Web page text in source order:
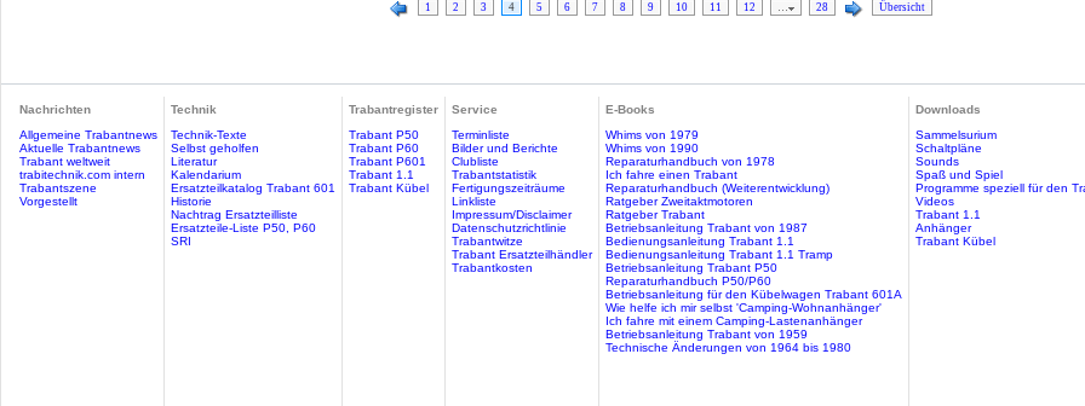
1 2 3 4 5 6 7 8 9 10 11 12 … 28 Übersicht
Nachrichten
Allgemeine Trabantnews
Aktuelle Trabantnews
Trabant weltweit
trabitechnik.com intern
Trabantszene
Vorgestellt
Technik
Technik-Texte
Selbst geholfen
Literatur
Kalendarium
Ersatzteilkatalog Trabant 601
Historie
Nachtrag Ersatzteilliste
Ersatzteile-Liste P50, P60
SRI
Trabantregister
Trabant P50
Trabant P60
Trabant P601
Trabant 1.1
Trabant Kübel
Service
Terminliste
Bilder und Berichte
Clubliste
Trabantstatistik
Fertigungszeiträume
Linkliste
Impressum/Disclaimer
Datenschutzrichtlinie
Trabantwitze
Trabant Ersatzteilhändler
Trabantkosten
E-Books
Whims von 1979
Whims von 1990
Reparaturhandbuch von 1978
Ich fahre einen Trabant
Reparaturhandbuch (Weiterentwicklung)
Ratgeber Zweitaktmotoren
Ratgeber Trabant
Betriebsanleitung Trabant von 1987
Bedienungsanleitung Trabant 1.1
Bedienungsanleitung Trabant 1.1 Tramp
Betriebsanleitung Trabant P50
Reparaturhandbuch P50/P60
Betriebsanleitung für den Kübelwagen Trabant 601A
Wie helfe ich mir selbst 'Camping-Wohnanhänger'
Ich fahre mit einem Camping-Lastenanhänger
Betriebsanleitung Trabant von 1959
Technische Änderungen von 1964 bis 1980
Downloads
Sammelsurium
Schaltpläne
Sounds
Spaß und Spiel
Programme speziell für den
Videos
Trabant 1.1
Anhänger
Trabant Kübel